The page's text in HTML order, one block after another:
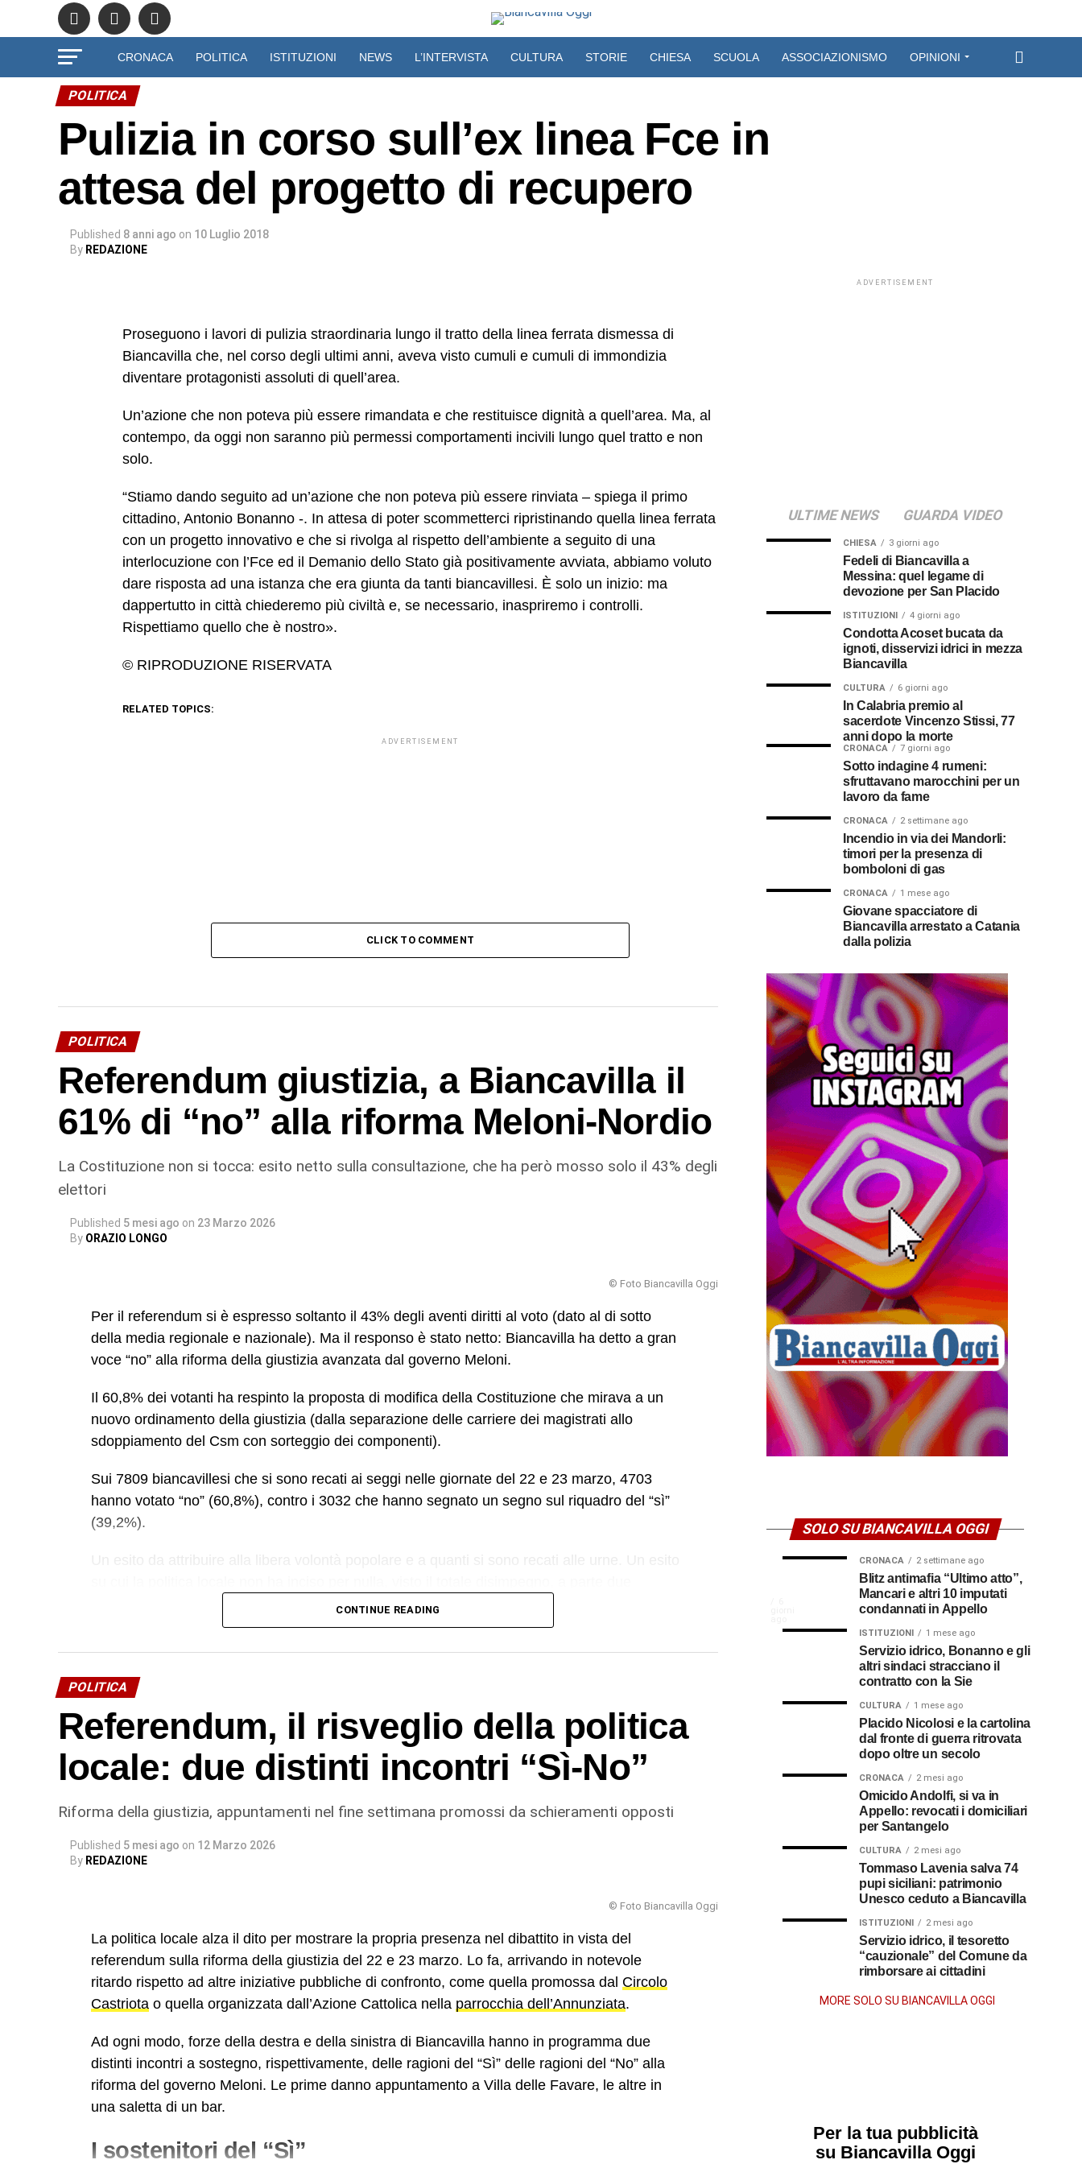
CRONACA POLITICA ISTITUZIONI NEWS L’INTERVISTA CULTURA STORIE CHIESA SCUOLA ASSOCIAZIONISMO OPINIONI
POLITICA
Pulizia in corso sull’ex linea Fce in
attesa del progetto di recupero
Published 8 anni ago on 10 Luglio 2018
By REDAZIONE
Proseguono i lavori di pulizia straordinaria lungo il tratto della linea ferrata dismessa di
Biancavilla che, nel corso degli ultimi anni, aveva visto cumuli e cumuli di immondizia
diventare protagonisti assoluti di quell’area.
Un’azione che non poteva più essere rimandata e che restituisce dignità a quell’area. Ma, al
contempo, da oggi non saranno più permessi comportamenti incivili lungo quel tratto e non
solo.
“Stiamo dando seguito ad un’azione che non poteva più essere rinviata – spiega il primo
cittadino, Antonio Bonanno -. In attesa di poter scommetterci ripristinando quella linea ferrata
con un progetto innovativo e che si rivolga al rispetto dell’ambiente a seguito di una
interlocuzione con l’Fce ed il Demanio dello Stato già positivamente avviata, abbiamo voluto
dare risposta ad una istanza che era giunta da tanti biancavillesi. È solo un inizio: ma
dappertutto in città chiederemo più civiltà e, se necessario, inaspriremo i controlli.
Rispettiamo quello che è nostro».
© RIPRODUZIONE RISERVATA
RELATED TOPICS:
ADVERTISEMENT
CLICK TO COMMENT
POLITICA
Referendum giustizia, a Biancavilla il
61% di “no” alla riforma Meloni-Nordio
La Costituzione non si tocca: esito netto sulla consultazione, che ha però mosso solo il 43% degli
elettori
Published 5 mesi ago on 23 Marzo 2026
By ORAZIO LONGO
© Foto Biancavilla Oggi
Per il referendum si è espresso soltanto il 43% degli aventi diritti al voto (dato al di sotto
della media regionale e nazionale). Ma il responso è stato netto: Biancavilla ha detto a gran
voce “no” alla riforma della giustizia avanzata dal governo Meloni.
Il 60,8% dei votanti ha respinto la proposta di modifica della Costituzione che mirava a un
nuovo ordinamento della giustizia (dalla separazione delle carriere dei magistrati allo
sdoppiamento del Csm con sorteggio dei componenti).
Sui 7809 biancavillesi che si sono recati ai seggi nelle giornate del 22 e 23 marzo, 4703
hanno votato “no” (60,8%), contro i 3032 che hanno segnato un segno sul riquadro del “sì”
(39,2%).
uno a Villa delle Favare, l’altro in una saletta di un bar
Insomma, su questo referendum hanno scelto i biancavillesi, respingendo la riforma Meloni-
© RIPRODUZIONE RISERVATA
CONTINUE READING
POLITICA
Referendum, il risveglio della politica
locale: due distinti incontri “Sì-No”
Riforma della giustizia, appuntamenti nel fine settimana promossi da schieramenti opposti
Published 5 mesi ago on 12 Marzo 2026
By REDAZIONE
© Foto Biancavilla Oggi
La politica locale alza il dito per mostrare la propria presenza nel dibattito in vista del
referendum sulla riforma della giustizia del 22 e 23 marzo. Lo fa, arrivando in notevole
ritardo rispetto ad altre iniziative pubbliche di confronto, come quella promossa dal Circolo
Castriota o quella organizzata dall’Azione Cattolica nella parrocchia dell’Annunziata.
Ad ogni modo, forze della destra e della sinistra di Biancavilla hanno in programma due
distinti incontri a sostegno, rispettivamente, delle ragioni del “Sì” delle ragioni del “No” alla
riforma del governo Meloni. Le prime danno appuntamento a Villa delle Favare, le altre in
una saletta di un bar.
I sostenitori del “Sì”
ADVERTISEMENT
ULTIME NEWS GUARDA VIDEO
CHIESA 3 giorni ago
Fedeli di Biancavilla a
Messina: quel legame di
devozione per San Placido
ISTITUZIONI 4 giorni ago
Condotta Acoset bucata da
ignoti, disservizi idrici in mezza
Biancavilla
CULTURA 6 giorni ago
In Calabria premio al
sacerdote Vincenzo Stissi, 77
anni dopo la morte
CRONACA 7 giorni ago
Sotto indagine 4 rumeni:
sfruttavano marocchini per un
lavoro da fame
CRONACA 2 settimane ago
Incendio in via dei Mandorli:
timori per la presenza di
bomboloni di gas
CRONACA 1 mese ago
Giovane spacciatore di
Biancavilla arrestato a Catania
dalla polizia
SOLO SU BIANCAVILLA OGGI
Calabria
premio
al
sacerdote
Vincenzo
77
dopo
morte
per
della
CRONACA 2 settimane ago
Blitz antimafia “Ultimo atto”,
Mancari e altri 10 imputati
condannati in Appello
ISTITUZIONI 1 mese ago
Servizio idrico, Bonanno e gli
altri sindaci stracciano il
contratto con la Sie
CULTURA 1 mese ago
Placido Nicolosi e la cartolina
dal fronte di guerra ritrovata
dopo oltre un secolo
CRONACA 2 mesi ago
Omicido Andolfi, si va in
Appello: revocati i domiciliari
per Santangelo
CULTURA 2 mesi ago
Tommaso Lavenia salva 74
pupi siciliani: patrimonio
Unesco ceduto a Biancavilla
ISTITUZIONI 2 mesi ago
Servizio idrico, il tesoretto
“cauzionale” del Comune da
rimborsare ai cittadini
MORE SOLO SU BIANCAVILLA OGGI
Per la tua pubblicità
su Biancavilla Oggi